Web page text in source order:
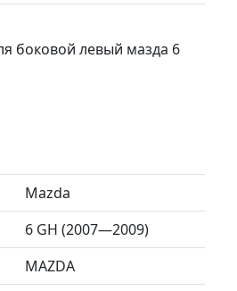
боковой левый мазда 6
Mazda
6 GH (2007—2009)
MAZDA